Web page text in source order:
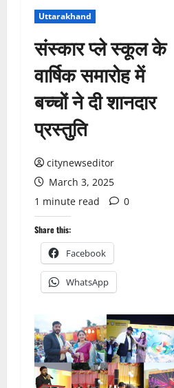
Uttarakhand
संस्कार प्ले स्कूल के
वार्षिक समारोह में
बच्चों ने दी शानदार
प्रस्तुति
citynewseditor
March 3, 2025
1 minute read
0
Share this:
Facebook
WhatsApp